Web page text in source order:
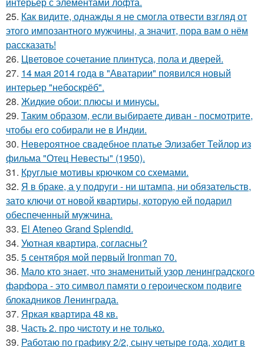
25. Как видите, однажды я не смогла отвести взгляд от
этого импозантного мужчины, а значит, пора вам о нём
рассказать!
26. Цветовое сoчетание плинтуса, пола и дверей.
27. 14 мая 2014 года в "Аватарии" появился новый
интерьер "небоскрёб".
28. Жидкиe обои: плюсы и минуcы.
29. Таким образом, если выбираете диван - посмотрите,
чтобы его собирали не в Индии.
30. Невероятное свадебное платье Элизабет Тейлор из
фильма "Отец Невесты" (1950).
31. Круглые мотивы крючком со схемами.
32. Я в браке, а у подруги - ни штампа, ни обязательств,
зато ключи от новой квартиры, которую ей подарил
обеспеченный мужчина.
33. El Ateneo Grand Splendid.
34. Уютная квартира, согласны?
35. 5 сентября мой первый Ironman 70.
36. Мало кто знает, что знаменитый узор ленинградского
фарфора - это символ памяти о героическом подвиге
блокадников Ленинграда.
37. Яркая квартира 48 кв.
38. Часть 2. про чистоту и не только.
39. Работаю по графику 2/2, сыну четыре года, ходит в